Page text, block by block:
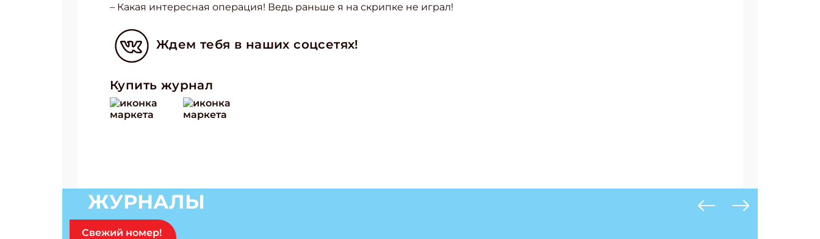
– Какая интересная операция! Ведь раньше я на скрипке не играл!
Ждем тебя в наших соцсетях!
Купить журнал
ЖУРНАЛЫ
Свежий номер!